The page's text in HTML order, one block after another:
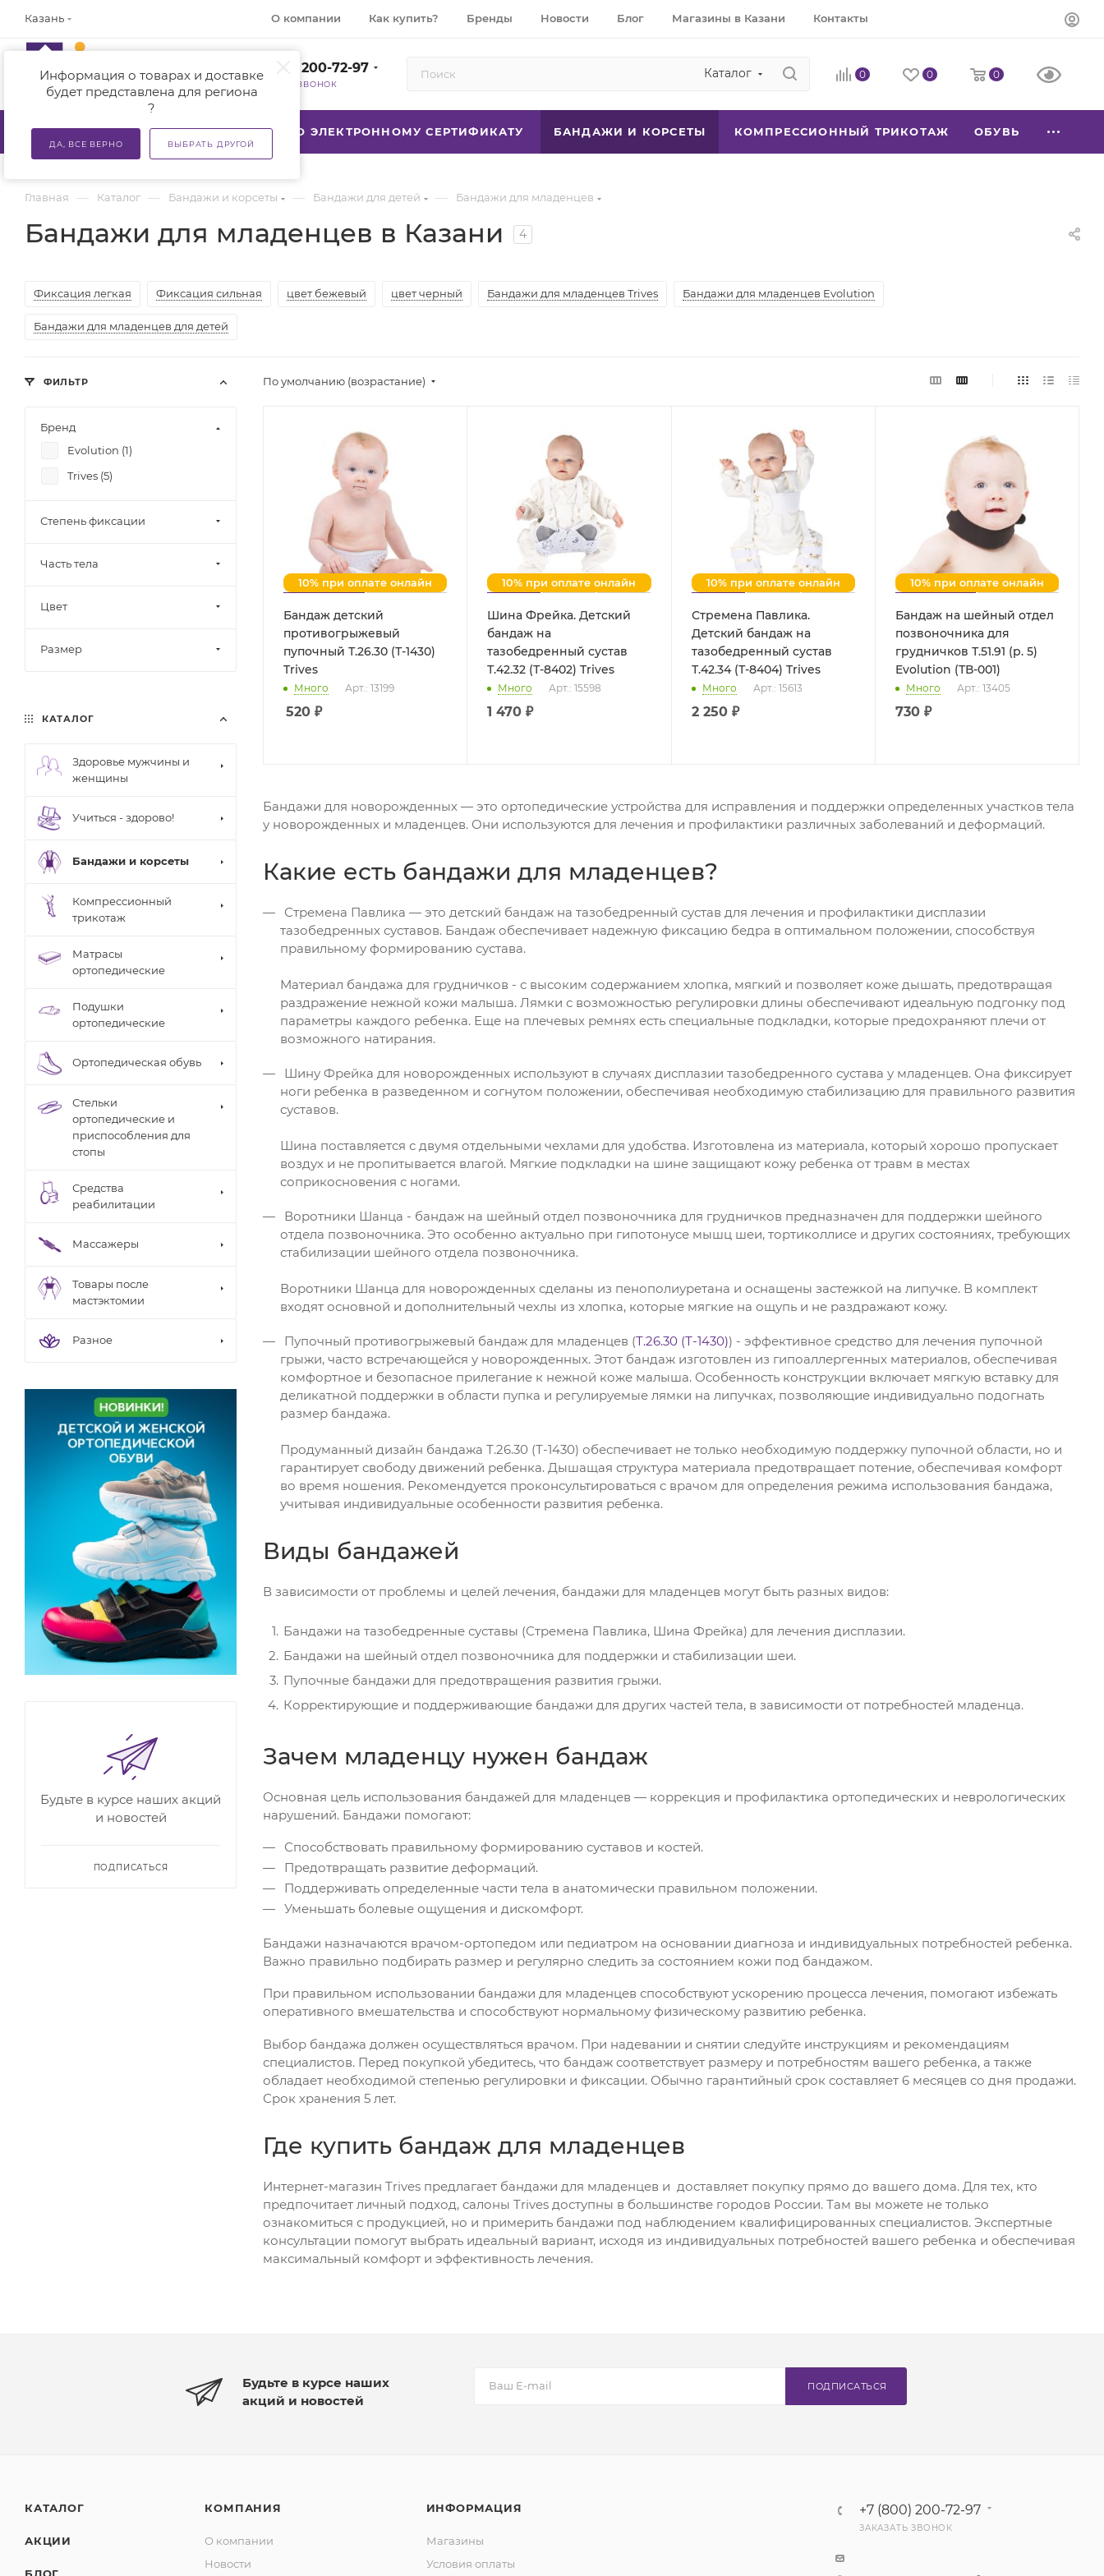
Казань
Информация о товарах и доставке
будет представлена для региона
?
ДА, ВСЕ ВЕРНО ВЫБРАТЬ ДРУГОЙ
О компании Как купить? Бренды Новости Блог Магазины в Казани Контакты
+7 (800) 200-72-97
ЗАКАЗАТЬ ЗВОНОК
Каталог 0 0 0
КАТАЛОГ АКЦИИ ТСР ПО ЭЛЕКТРОННОМУ СЕРТИФИКАТУ БАНДАЖИ И КОРСЕТЫ КОМПРЕССИОННЫЙ ТРИКОТАЖ ОБУВЬ
Главная — Каталог — Бандажи и корсеты — Бандажи для детей — Бандажи для младенцев
Бандажи для младенцев в Казани 4
Фиксация легкая Фиксация сильная цвет бежевый цвет черный Бандажи для младенцев Trives Бандажи для младенцев Evolution
Бандажи для младенцев для детей
По умолчанию (возрастание)
10% при оплате онлайн
Бандаж детский
противогрыжевый
пупочный Т.26.30 (Т-1430)
Trives
Много Арт.: 13199
520 ₽
10% при оплате онлайн
Шина Фрейка. Детский
бандаж на
тазобедренный сустав
Т.42.32 (Т-8402) Trives
Много Арт.: 15598
1 470 ₽
10% при оплате онлайн
Стремена Павлика.
Детский бандаж на
тазобедренный сустав
Т.42.34 (Т-8404) Trives
Много Арт.: 15613
2 250 ₽
10% при оплате онлайн
Бандаж на шейный отдел
позвоночника для
грудничков Т.51.91 (р. 5)
Evolution (ТВ-001)
Много Арт.: 13405
730 ₽
Бандажи для новорожденных — это ортопедические устройства для исправления и поддержки определенных участков тела
у новорожденных и младенцев. Они используются для лечения и профилактики различных заболеваний и деформаций.
Какие есть бандажи для младенцев?
Стремена Павлика — это детский бандаж на тазобедренный сустав для лечения и профилактики дисплазии
тазобедренных суставов. Бандаж обеспечивает надежную фиксацию бедра в оптимальном положении, способствуя
правильному формированию сустава.
Материал бандажа для грудничков - с высоким содержанием хлопка, мягкий и позволяет коже дышать, предотвращая
раздражение нежной кожи малыша. Лямки с возможностью регулировки длины обеспечивают идеальную подгонку под
параметры каждого ребенка. Еще на плечевых ремнях есть специальные подкладки, которые предохраняют плечи от
возможного натирания.
Шину Фрейка для новорожденных используют в случаях дисплазии тазобедренного сустава у младенцев. Она фиксирует
ноги ребенка в разведенном и согнутом положении, обеспечивая необходимую стабилизацию для правильного развития
суставов.
Шина поставляется с двумя отдельными чехлами для удобства. Изготовлена из материала, который хорошо пропускает
воздух и не пропитывается влагой. Мягкие подкладки на шине защищают кожу ребенка от травм в местах
соприкосновения с ногами.
Воротники Шанца - бандаж на шейный отдел позвоночника для грудничков предназначен для поддержки шейного
отдела позвоночника. Это особенно актуально при гипотонусе мышц шеи, тортиколлисе и других состояниях, требующих
стабилизации шейного отдела позвоночника.
Воротники Шанца для новорожденных сделаны из пенополиуретана и оснащены застежкой на липучке. В комплект
входят основной и дополнительный чехлы из хлопка, которые мягкие на ощупь и не раздражают кожу.
Пупочный противогрыжевый бандаж для младенцев (Т.26.30 (Т-1430)) - эффективное средство для лечения пупочной
грыжи, часто встречающейся у новорожденных. Этот бандаж изготовлен из гипоаллергенных материалов, обеспечивая
комфортное и безопасное прилегание к нежной коже малыша. Особенность конструкции включает мягкую вставку для
деликатной поддержки в области пупка и регулируемые лямки на липучках, позволяющие индивидуально подогнать
размер бандажа.
Продуманный дизайн бандажа Т.26.30 (Т-1430) обеспечивает не только необходимую поддержку пупочной области, но и
гарантирует свободу движений ребенка. Дышащая структура материала предотвращает потение, обеспечивая комфорт
во время ношения. Рекомендуется проконсультироваться с врачом для определения режима использования бандажа,
учитывая индивидуальные особенности развития ребенка.
Виды бандажей
В зависимости от проблемы и целей лечения, бандажи для младенцев могут быть разных видов:
Бандажи на тазобедренные суставы (Стремена Павлика, Шина Фрейка) для лечения дисплазии.
Бандажи на шейный отдел позвоночника для поддержки и стабилизации шеи.
Пупочные бандажи для предотвращения развития грыжи.
Корректирующие и поддерживающие бандажи для других частей тела, в зависимости от потребностей младенца.
Зачем младенцу нужен бандаж
Основная цель использования бандажей для младенцев — коррекция и профилактика ортопедических и неврологических
нарушений. Бандажи помогают:
Способствовать правильному формированию суставов и костей.
Предотвращать развитие деформаций.
Поддерживать определенные части тела в анатомически правильном положении.
Уменьшать болевые ощущения и дискомфорт.
Бандажи назначаются врачом-ортопедом или педиатром на основании диагноза и индивидуальных потребностей ребенка.
Важно правильно подбирать размер и регулярно следить за состоянием кожи под бандажом.
При правильном использовании бандажи для младенцев способствуют ускорению процесса лечения, помогают избежать
оперативного вмешательства и способствуют нормальному физическому развитию ребенка.
Выбор бандажа должен осуществляться врачом. При надевании и снятии следуйте инструкциям и рекомендациям
специалистов. Перед покупкой убедитесь, что бандаж соответствует размеру и потребностям вашего ребенка, а также
обладает необходимой степенью регулировки и фиксации. Обычно гарантийный срок составляет 6 месяцев со дня продажи.
Срок хранения 5 лет.
Где купить бандаж для младенцев
Интернет-магазин Trives предлагает бандажи для младенцев и доставляет покупку прямо до вашего дома. Для тех, кто
предпочитает личный подход, салоны Trives доступны в большинстве городов России. Там вы можете не только
ознакомиться с продукцией, но и примерить бандажи под наблюдением квалифицированных специалистов. Экспертные
консультации помогут выбрать идеальный вариант, исходя из индивидуальных потребностей вашего ребенка и обеспечивая
максимальный комфорт и эффективность лечения.
ФИЛЬТР
Бренд
Evolution (1)
Trives (5)
Степень фиксации
Часть тела
Цвет
Размер
КАТАЛОГ
Здоровье мужчины и
женщины
Учиться - здорово!
Бандажи и корсеты
Компрессионный
трикотаж
Матрасы
ортопедические
Подушки
ортопедические
Ортопедическая обувь
Стельки
ортопедические и
приспособления для
стопы
Средства
реабилитации
Массажеры
Товары после
мастэктомии
Разное
Будьте в курсе наших акций
и новостей
ПОДПИСАТЬСЯ
Будьте в курсе наших
акций и новостей
ПОДПИСАТЬСЯ
КАТАЛОГ
АКЦИИ
БЛОГ
КОМПАНИЯ
О компании
Новости
ИНФОРМАЦИЯ
Магазины
Условия оплаты
+7 (800) 200-72-97
ЗАКАЗАТЬ ЗВОНОК